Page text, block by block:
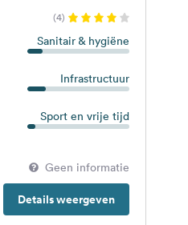
(4)
Sanitair & hygiëne
Infrastructuur
Sport en vrije tijd
Geen informatie
Details weergeven